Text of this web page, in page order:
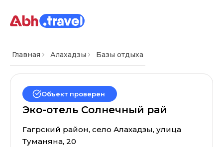
Главная Алахадзы Базы отдыха
Эко-отель Солнечный рай
Объект проверен
Гагрский район, село Алахадзы, улица
Туманяна, 20